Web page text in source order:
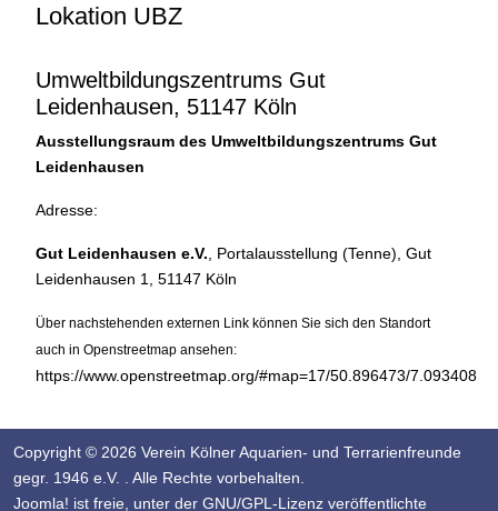
Lokation UBZ
Umweltbildungszentrums Gut
Leidenhausen, 51147 Köln
Ausstellungsraum des Umweltbildungszentrums Gut
Leidenhausen
Adresse:
Gut Leidenhausen e.V. , Portalausstellung (Tenne), Gut
Leidenhausen 1, 51147 Köln
Über nachstehenden externen Link können Sie sich den Standort
auch in Openstreetmap ansehen:
https://www.openstreetmap.org/#map=17/50.896473/7.093408
Copyright © 2026 Verein Kölner Aquarien- und Terrarienfreunde
gegr. 1946 e.V. . Alle Rechte vorbehalten.
Joomla! ist freie, unter der GNU/GPL-Lizenz veröffentlichte